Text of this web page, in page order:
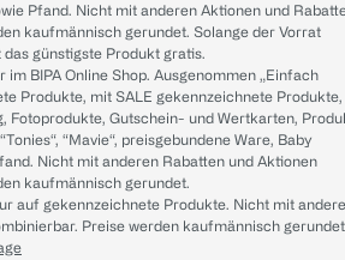
Pfand. Nicht mit anderen Aktionen und
kaufmännisch gerundet. Solange der Vorrat
das günstigste Produkt gratis.
im BIPA Online Shop. Ausgenommen „Einfach
Produkte, mit SALE gekennzeichnete Produkte,
Fotoprodukte, Gutschein- und Wertkarten,
“Mavie“, preisgebundene Ware, Baby
Nicht mit anderen Rabatten und Aktionen
kaufmännisch gerundet.
auf gekennzeichnete Produkte. Nicht mit
Preise werden kaufmännisch